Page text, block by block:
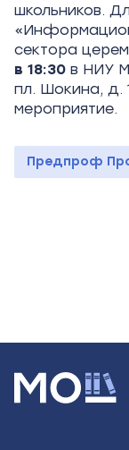
школьников.
сектора
в 18:30 в НИУ
пл. Шокина, д.
мероприятие.
Предпроф